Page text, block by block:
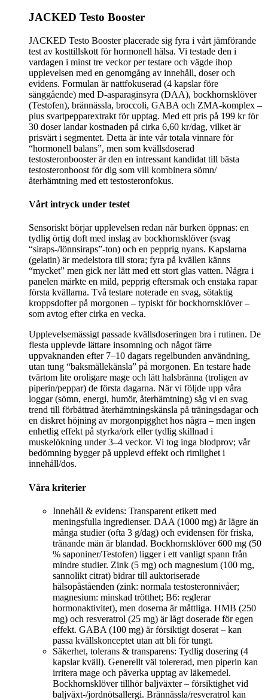
JACKED Testo Booster
JACKED Testo Booster placerade sig fyra i vårt jämförande
test av kosttillskott för hormonell hälsa. Vi testade den i
vardagen i minst tre veckor per testare och vägde ihop
upplevelsen med en genomgång av innehåll, doser och
evidens. Formulan är nattfokuserad (4 kapslar före
sänggående) med D-asparaginsyra (DAA), bockhornsklöver
(Testofen), brännässla, broccoli, GABA och ZMA-komplex –
plus svartpepparextrakt för upptag. Med ett pris på 199 kr för
30 doser landar kostnaden på cirka 6,60 kr/dag, vilket är
prisvärt i segmentet. Detta är inte vår totala vinnare för
“hormonell balans”, men som kvällsdoserad
testosteronbooster är den en intressant kandidat till bästa
testosteronboost för dig som vill kombinera sömn/
återhämtning med ett testosteronfokus.
Vårt intryck under testet
Sensoriskt börjar upplevelsen redan när burken öppnas: en
tydlig örtig doft med inslag av bockhornsklöver (svag
“siraps-/lönnsiraps”-ton) och en pepprig nyans. Kapslarna
(gelatin) är medelstora till stora; fyra på kvällen känns
“mycket” men gick ner lätt med ett stort glas vatten. Några i
panelen märkte en mild, pepprig eftersmak och enstaka rapar
första kvällarna. Två testare noterade en svag, sötaktig
kroppsdofter på morgonen – typiskt för bockhornsklöver –
som avtog efter cirka en vecka.
Upplevelsemässigt passade kvällsdoseringen bra i rutinen. De
flesta upplevde lättare insomning och något färre
uppvaknanden efter 7–10 dagars regelbunden användning,
utan tung “baksmällekänsla” på morgonen. En testare hade
tvärtom lite oroligare mage och lätt halsbränna (troligen av
piperin/peppar) de första dagarna. När vi följde upp våra
loggar (sömn, energi, humör, återhämtning) såg vi en svag
trend till förbättrad återhämtningskänsla på träningsdagar och
en diskret höjning av morgonpigghet hos några – men ingen
enhetlig effekt på styrka/ork eller tydlig skillnad i
muskelökning under 3–4 veckor. Vi tog inga blodprov; vår
bedömning bygger på upplevd effekt och rimlighet i
innehåll/dos.
Våra kriterier
Innehåll & evidens: Transparent etikett med
meningsfulla ingredienser. DAA (1000 mg) är lägre än
många studier (ofta 3 g/dag) och evidensen för friska,
tränande män är blandad. Bockhornsklöver 600 mg (50
% saponiner/Testofen) ligger i ett vanligt spann från
mindre studier. Zink (5 mg) och magnesium (100 mg,
sannolikt citrat) bidrar till auktoriserade
hälsopåståenden (zink: normala testosteronnivåer;
magnesium: minskad trötthet; B6: reglerar
hormonaktivitet), men doserna är måttliga. HMB (250
mg) och resveratrol (25 mg) är lågt doserade för egen
effekt. GABA (100 mg) är försiktigt doserat – kan
passa kvällskonceptet utan att bli för tungt.
Säkerhet, tolerans & transparens: Tydlig dosering (4
kapslar kväll). Generellt väl tolererad, men piperin kan
irritera mage och påverka upptag av läkemedel.
Bockhornsklöver tillhör baljväxter – försiktighet vid
baljväxt-/jordnötsallergi. Brännässla/resveratrol kan